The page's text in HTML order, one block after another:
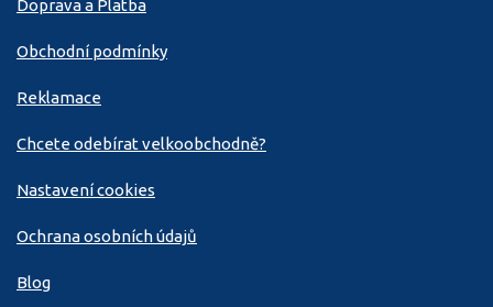
Doprava a Platba
Obchodní podmínky
Reklamace
Chcete odebírat velkoobchodně?
Nastavení cookies
Ochrana osobních údajů
Blog